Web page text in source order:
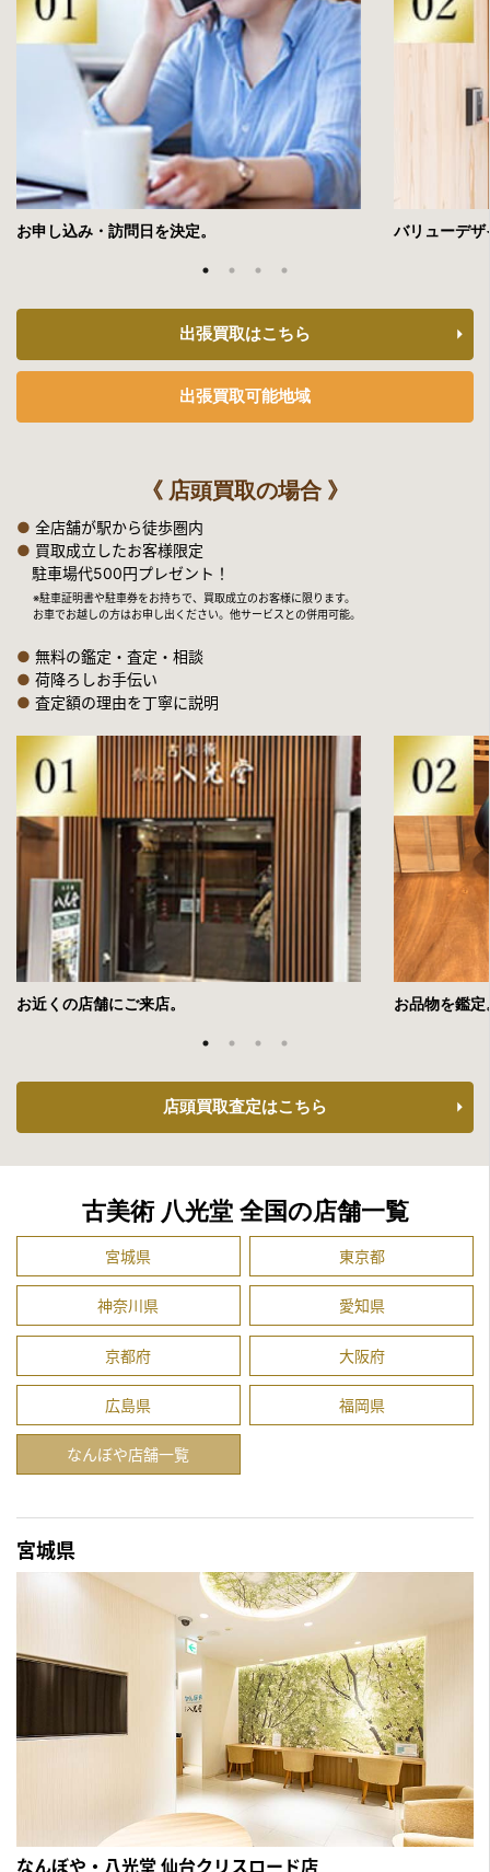
お申し込み・訪問日を決定。 バリューデ
出張買取はこちら
出張買取可能地域
《 店頭買取の場合 》
● 全店舗が駅から徒歩圏内
● 買取成立したお客様限定
駐車場代500円プレゼント！
※駐車証明書や駐車券をお持ちで、買取成立のお客様に限ります。
お車でお越しの方はお申し出ください。他サービスとの併用可能。
● 無料の鑑定・査定・相談
● 荷降ろしお手伝い
● 査定額の理由を丁寧に説明
お近くの店舗にご来店。 お品物を鑑定
店頭買取査定はこちら
古美術 八光堂 全国の店舗一覧
宮城県 東京都
神奈川県 愛知県
京都府 大阪府
広島県 福岡県
なんぼや店舗一覧
宮城県
なんぼや・八光堂 仙台クリスロード店